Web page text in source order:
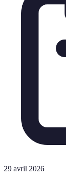
29 avril 2026